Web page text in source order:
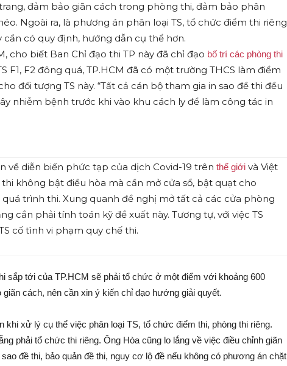
đảm bảo giãn cách trong phòng thi, đảm bảo phân
Ngoài ra, là phương án phân loại TS, tổ chức điểm thi riêng
có quy định, hướng dẫn cụ thể hơn.
cho biết Ban Chỉ đạo thi TP này đã chỉ đạo bố trí các phòng thi
F1, F2 đông quá, TP.HCM đã có một trường THCS làm điểm
đối tượng TS này. “Tất cả cán bộ tham gia in sao đề thi đều
nhiễm bệnh trước khi vào khu cách ly để làm công tác in
về diễn biến phức tạp của dịch Covid-19 trên thế giới và Việt
không bật điều hòa mà cần mở cửa sổ, bật quạt cho
trình thi. Xung quanh đề nghị mở tất cả các cửa phòng
cần phải tính toán kỹ đề xuất này. Tương tự, với việc TS
cố tình vi phạm quy chế thi.
sắp tới của TP.HCM sẽ phải tổ chức ở một điểm với khoảng 600
cách, nên cần xin ý kiến chỉ đạo hướng giải quyết.
khi xử lý cụ thể việc phân loại TS, tổ chức điểm thi, phòng thi riêng.
phải tổ chức thi riêng. Ông Hòa cũng lo lắng về việc điều chỉnh giãn
đề thi, bảo quản đề thi, nguy cơ lộ đề nếu không có phương án chặt